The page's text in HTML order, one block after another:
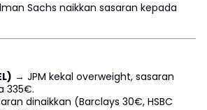
Sachs naikkan sasaran kepada
→ JPM kekal overweight, sasaran
335€.
dinaikkan (Barclays 30€, HSBC